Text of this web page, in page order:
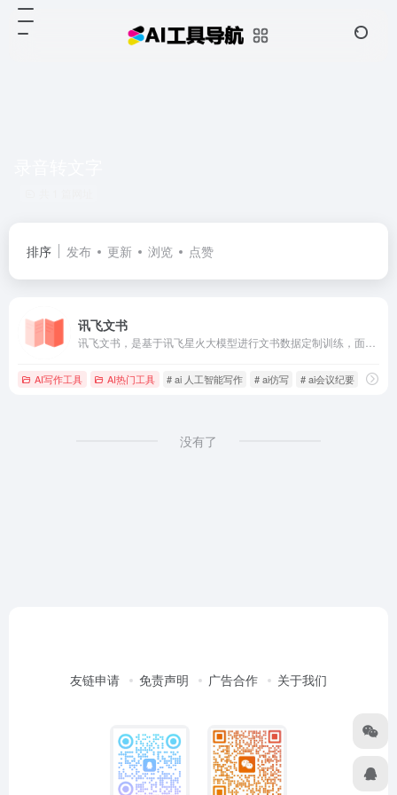
排序 发布 更新 浏览 点赞
讯飞文书
AI写作工具 AI热门工具 # ai 人工智能写作 # ai仿写 # ai会议纪要
没有了
友链申请 免责声明 广告合作 关于我们